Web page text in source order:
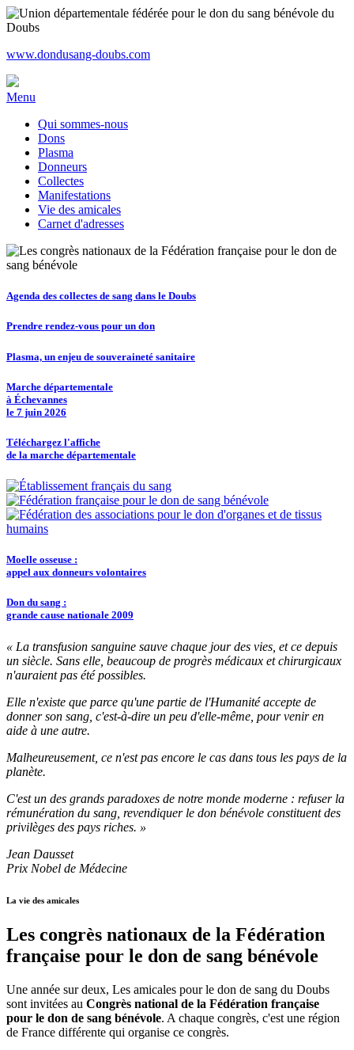
www.dondusang-doubs.com
Menu
Qui sommes-nous
Dons
Plasma
Donneurs
Collectes
Manifestations
Vie des amicales
Carnet d'adresses
Agenda des collectes de sang dans le Doubs
Prendre rendez-vous pour un don
Plasma, un enjeu de souveraineté sanitaire
Marche départementale
à Échevannes
le 7 juin 2026
Téléchargez l'affiche
de la marche départementale
Moelle osseuse :
appel aux donneurs volontaires
Don du sang :
grande cause nationale 2009
« La transfusion sanguine sauve chaque jour des vies, et ce depuis
un siècle. Sans elle, beaucoup de progrès médicaux et chirurgicaux
n'auraient pas été possibles.
Elle n'existe que parce qu'une partie de l'Humanité accepte de
donner son sang, c'est-à-dire un peu d'elle-même, pour venir en
aide à une autre.
Malheureusement, ce n'est pas encore le cas dans tous les pays de la
planète.
C'est un des grands paradoxes de notre monde moderne : refuser la
rémunération du sang, revendiquer le don bénévole constituent des
privilèges des pays riches. »
Jean Dausset
Prix Nobel de Médecine
La vie des amicales
Les congrès nationaux de la Fédération
française pour le don de sang bénévole
Une année sur deux, Les amicales pour le don de sang du Doubs
sont invitées au Congrès national de la Fédération française
pour le don de sang bénévole. A chaque congrès, c'est une région
de France différente qui organise ce congrès.